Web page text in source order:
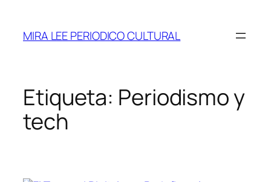
contenido
MIRA LEE PERIODICO CULTURAL
Etiqueta: Periodismo y
tech